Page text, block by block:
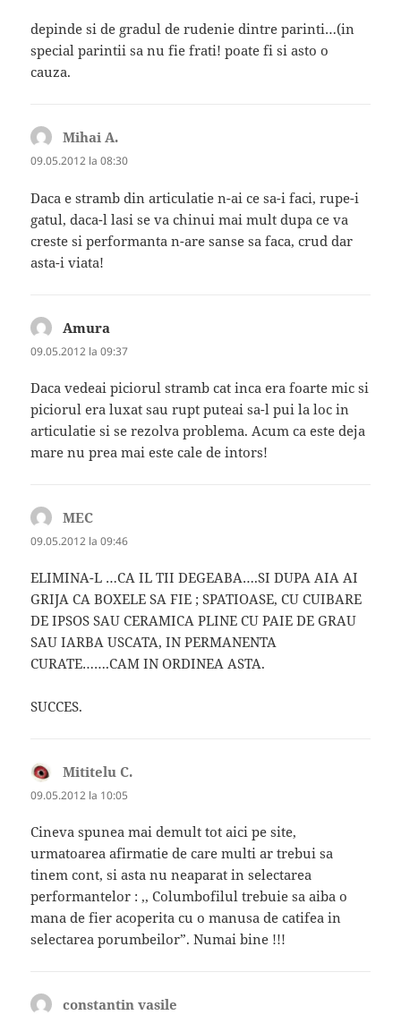
depinde si de gradul de rudenie dintre parinti…(in
special parintii sa nu fie frati! poate fi si asto o
cauza.
Mihai A.
09.05.2012 la 08:30
Daca e stramb din articulatie n-ai ce sa-i faci, rupe-i
gatul, daca-l lasi se va chinui mai mult dupa ce va
creste si performanta n-are sanse sa faca, crud dar
asta-i viata!
Amura
09.05.2012 la 09:37
Daca vedeai piciorul stramb cat inca era foarte mic si
piciorul era luxat sau rupt puteai sa-l pui la loc in
articulatie si se rezolva problema. Acum ca este deja
mare nu prea mai este cale de intors!
MEC
09.05.2012 la 09:46
ELIMINA-L …CA IL TII DEGEABA….SI DUPA AIA AI
GRIJA CA BOXELE SA FIE ; SPATIOASE, CU CUIBARE
DE IPSOS SAU CERAMICA PLINE CU PAIE DE GRAU
SAU IARBA USCATA, IN PERMANENTA
CURATE…….CAM IN ORDINEA ASTA.
SUCCES.
Mititelu C.
09.05.2012 la 10:05
Cineva spunea mai demult tot aici pe site,
urmatoarea afirmatie de care multi ar trebui sa
tinem cont, si asta nu neaparat in selectarea
performantelor : ,, Columbofilul trebuie sa aiba o
mana de fier acoperita cu o manusa de catifea in
selectarea porumbeilor”. Numai bine !!!
constantin vasile